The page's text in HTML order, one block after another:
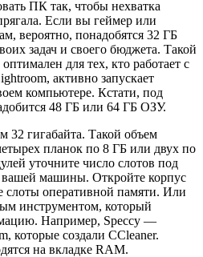
ПК так, чтобы нехватка
Если вы геймер или
вероятно, понадобятся 32 ГБ
задач и своего бюджета. Такой
для тех, кто работает с
активно запускает
компьютере. Кстати, под
48 ГБ или 64 ГБ ОЗУ.
32 гигабайта. Такой объем
планок по 8 ГБ или двух по
уточните число слотов под
машины. Откройте корпус
слоты оперативной памяти. Или
инструментом, который
Например, Speccy —
которые создали CCleaner.
на вкладке RAM.